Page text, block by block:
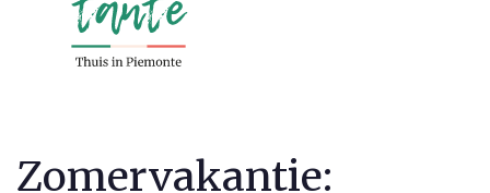
Zomervakantie: